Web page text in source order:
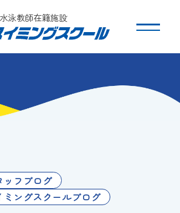
泳教師在籍施設
いて
ス紹介
ッフブログ
ミングスクールブログ